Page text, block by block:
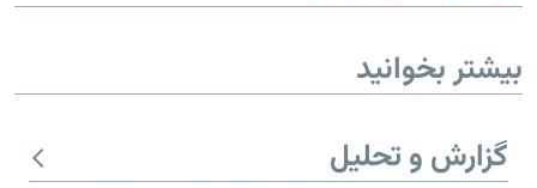
بیشتر بخوانید
گزارش و تحلیل